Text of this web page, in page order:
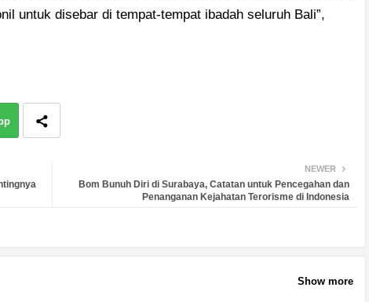
untuk disebar di tempat-tempat ibadah seluruh Bali”,
NEWER
Bom Bunuh Diri di Surabaya, Catatan untuk Pencegahan dan
Penanganan Kejahatan Terorisme di Indonesia
Show more